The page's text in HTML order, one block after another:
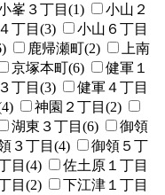
峯３丁目(1)
小山２
丁目(3)
小山６丁目
鹿帰瀬町(2)
上南
京塚本町(6)
健軍１
丁目(3)
健軍４丁目
神園２丁目(2)
湖東３丁目(6)
御領
３丁目(4)
御領５丁
目(4)
佐土原１丁目
目(2)
下江津１丁目